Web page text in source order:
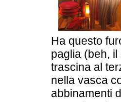
Ha questo
paglia (beh,
trascina al
nella vasca
abbinamenti